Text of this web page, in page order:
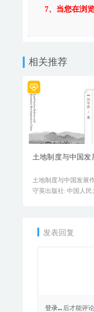
7、当您在浏
相关推荐
土地制度与中国发
土地制度与中国发展
守英出版社: 中国人民
发表回复
登录... 后才能评论